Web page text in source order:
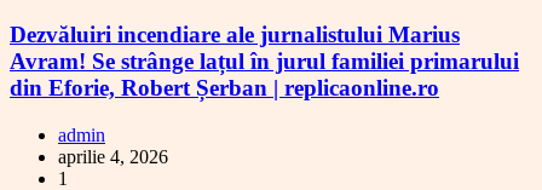
Dezvăluiri incendiare ale jurnalistului Marius
Avram! Se strânge lațul în jurul familiei primarului
din Eforie, Robert Șerban | replicaonline.ro
admin
aprilie 4, 2026
1